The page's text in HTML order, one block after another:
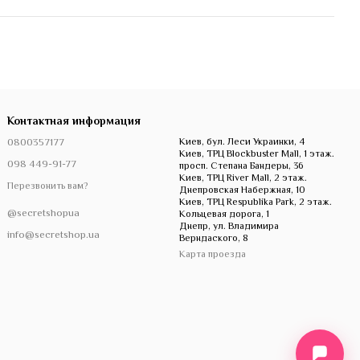
Контактная информация
0800357177
098 449-91-77
Перезвонить вам?
@secretshopua
info@secretshop.ua
Киев, бул. Леси Украинки, 4
Киев, ТРЦ Blockbuster Mall, 1 этаж.
просп. Степана Бандеры, 36
Киев, ТРЦ River Mall, 2 этаж.
Днепровская Набержная, 10
Киев, ТРЦ Respublika Park, 2 этаж.
Кольцевая дорога, 1
Днепр, ул. Владимира
Верндаского, 8
Карта проезда